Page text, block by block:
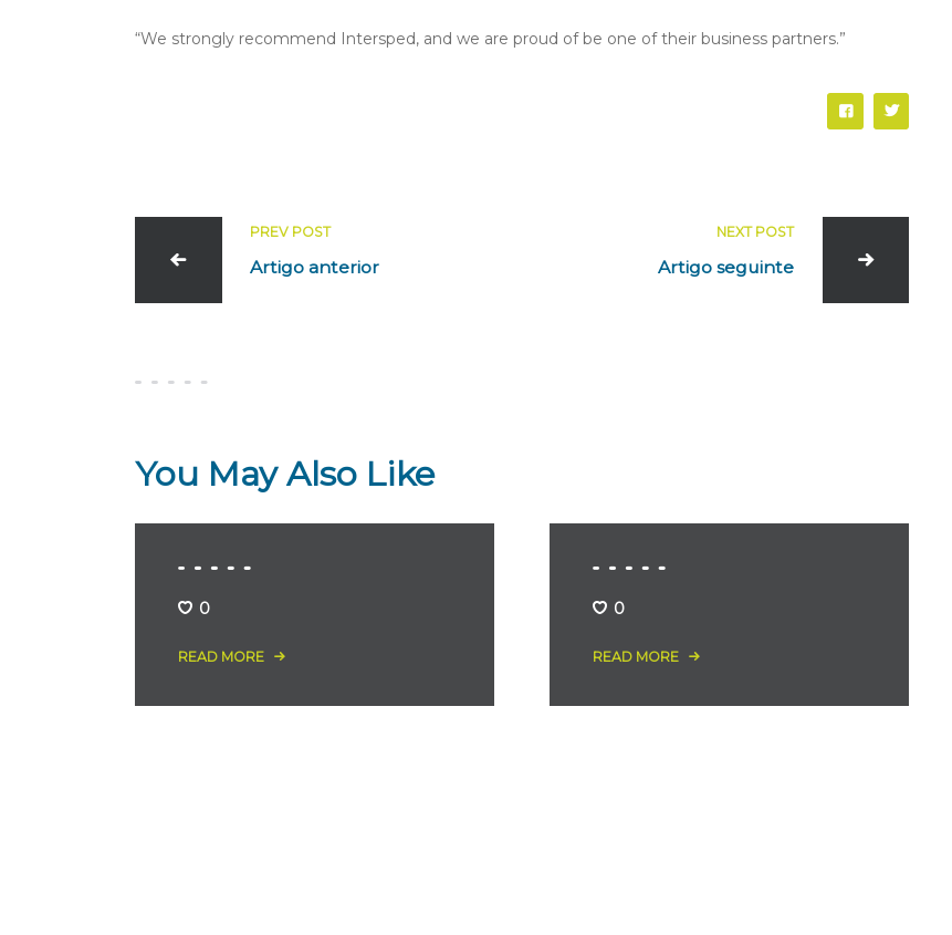
“We strongly recommend Intersped, and we are proud of be one of their business partners.”
PREV POST
Artigo anterior
NEXT POST
Artigo seguinte
You May Also Like
0
READ MORE
0
READ MORE